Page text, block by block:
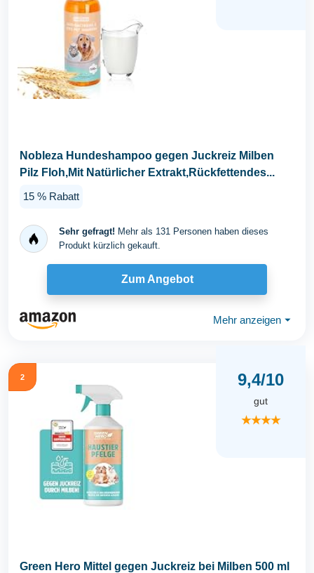
Nobleza Hundeshampoo gegen Juckreiz Milben
Pilz Floh,Mit Natürlicher Extrakt,Rückfettendes...
15 % Rabatt
Sehr gefragt! Mehr als 131 Personen haben dieses
Produkt kürzlich gekauft.
Zum Angebot
Mehr anzeigen ⏷
2 9,4/10
gut
★★★★
Green Hero Mittel gegen Juckreiz bei Milben 500 ml